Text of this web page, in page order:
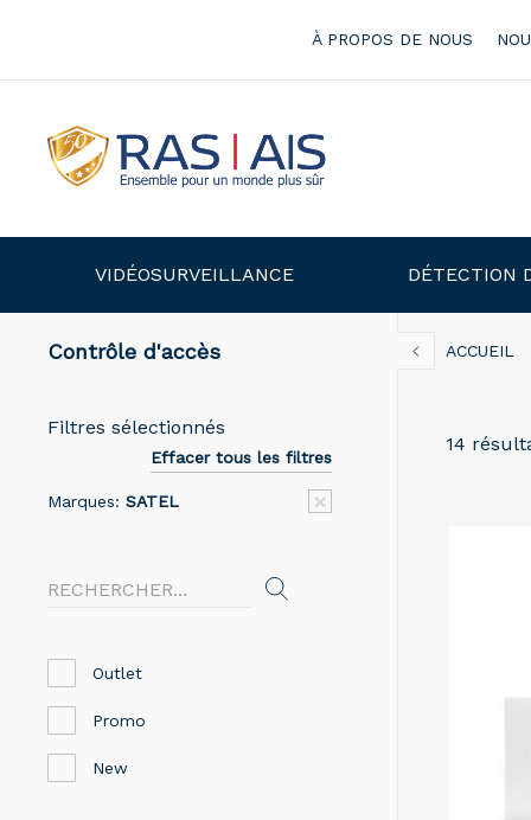
À PROPOS DE NOUS
VIDÉOSURVEILLANCE DÉTECTION
Contrôle d'accès
Filtres sélectionnés
Effacer tous les filtres
Marques: SATEL
Outlet
Promo
New
ACCUEIL
14